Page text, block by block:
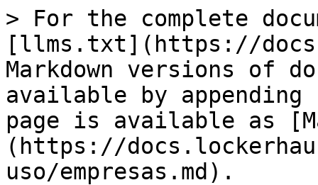
> For the complete
[llms.txt](https://
Markdown versions of
available by
page is available as
(https://
uso/empresas.md).